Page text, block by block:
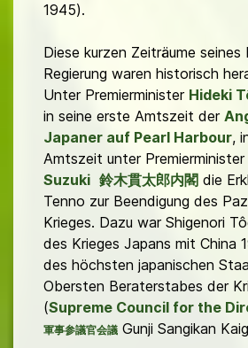
1945).
Diese kurzen Zeiträume
Regierung waren historisch
Unter Premierminister Hideki
in seine erste Amtszeit der
Japaner auf Pearl Harbour,
Amtszeit unter Premierminister
Suzuki 鈴木貫太郎内閣 die
Tenno zur Beendigung des
Krieges. Dazu war Shigenori
des Krieges Japans mit China
des höchsten japanischen
Obersten Beraterstabes der
(Supreme Council for the
軍事参議官会議 Gunji Sangikan